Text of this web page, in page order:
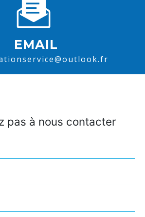
EMAIL
pas à nous contacter